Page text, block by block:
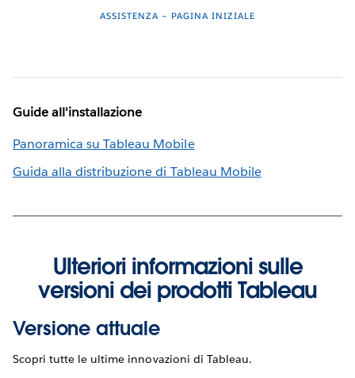
ASSISTENZA – PAGINA INIZIALE
Guide all'installazione
Panoramica su Tableau Mobile
Guida alla distribuzione di Tableau Mobile
Ulteriori informazioni sulle
versioni dei prodotti Tableau
Versione attuale
Scopri tutte le ultime innovazioni di Tableau.